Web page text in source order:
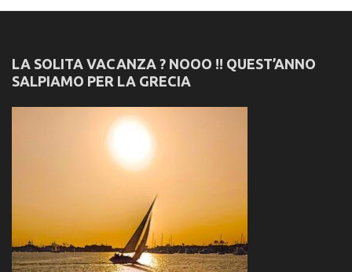
LA SOLITA VACANZA ? NOOO !! QUEST’ANNO
SALPIAMO PER LA GRECIA